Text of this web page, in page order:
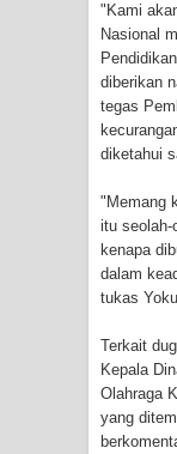
"Kami
Nasional
diberikan
tegas
diketahui
"Memang
itu seolah-
kenapa
dalam
tukas
Terkait
Kepala
Olahraga
yang